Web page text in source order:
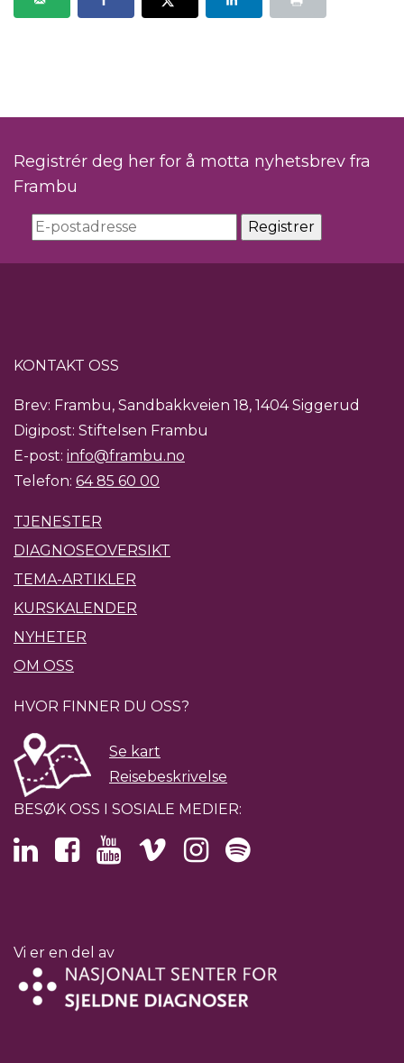
Registrér deg her for å motta nyhetsbrev fra
Frambu
KONTAKT OSS
Brev: Frambu, Sandbakkveien 18, 1404 Siggerud
Digipost: Stiftelsen Frambu
E-post: info@frambu.no
Telefon: 64 85 60 00
TJENESTER
DIAGNOSEOVERSIKT
TEMA-ARTIKLER
KURSKALENDER
NYHETER
OM OSS
HVOR FINNER DU OSS?
Se kart
Reisebeskrivelse
BESØK OSS I SOSIALE MEDIER:
Vi er en del av